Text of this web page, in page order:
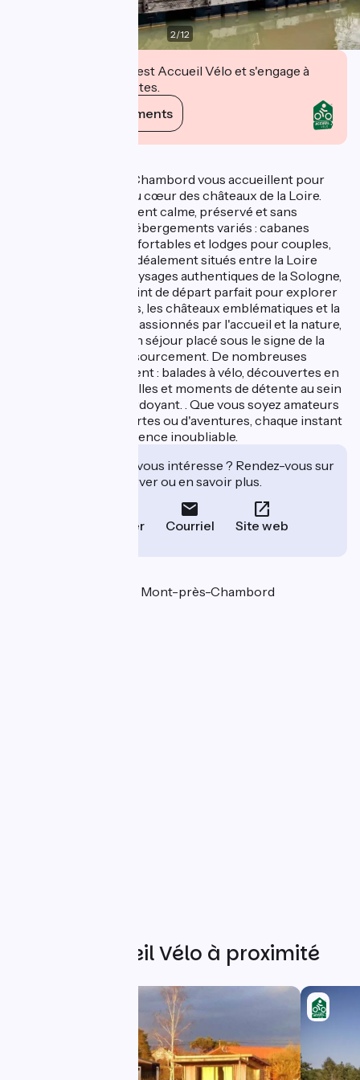
2/12
Cet établissement est Accueil Vélo et s'engage à
accueillir des cyclistes.
Voir ses engagements
Les Lodges de Blois Chambord vous accueillent pour
une évasion nature au cœur des châteaux de la Loire.
Dans un environnement calme, préservé et sans
voitures, profitez d'hébergements variés : cabanes
insolites, chalets confortables et lodges pour couples,
familles ou groupes. Idéalement situés entre la Loire
majestueuse et les paysages authentiques de la Sologne,
les Lodges sont le point de départ parfait pour explorer
les parcours cyclistes, les châteaux emblématiques et la
gastronomie locale. passionnés par l'accueil et la nature,
vous vous réservez un séjour placé sous le signe de la
convivialité et du ressourcement. De nombreuses
activités vous attendent : balades à vélo, découvertes en
famille, visites culturelles et moments de détente au sein
de notre domaine verdoyant. . Que vous soyez amateurs
de calme, de découvertes ou d'aventures, chaque instant
devient ici une expérience inoubliable.
Cet établissement vous intéresse ? Rendez-vous sur
leur site pour réserver ou en savoir plus.
Téléphoner Courriel Site web
464 rue du Gué 41250 Mont-près-Chambord
Autres Accueil Vélo à proximité